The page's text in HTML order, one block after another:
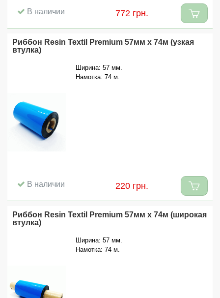
В наличии 772 грн.
Риббон Resin Textil Premium 57мм x 74м (узкая
втулка)
Ширина: 57 мм.
Намотка: 74 м.
В наличии 220 грн.
Риббон Resin Textil Premium 57мм x 74м (широкая
втулка)
Ширина: 57 мм.
Намотка: 74 м.